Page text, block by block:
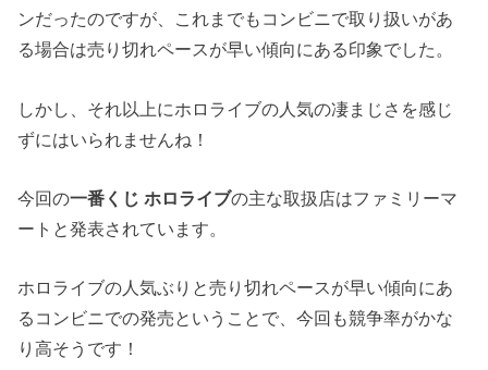
ンだったのですが、これまでもコンビニで取り扱いがあ
る場合は売り切れペースが早い傾向にある印象でした。
しかし、それ以上にホロライブの人気の凄まじさを感じ
ずにはいられませんね！
今回の一番くじ ホロライブの主な取扱店はファミリーマ
ートと発表されています。
ホロライブの人気ぶりと売り切れペースが早い傾向にあ
るコンビニでの発売ということで、今回も競争率がかな
り高そうです！